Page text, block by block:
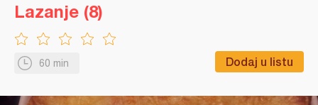
60 min Dodaj u listu
Lazanje (8)